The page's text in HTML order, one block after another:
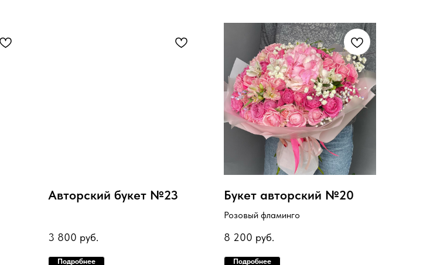
Авторский букет №23
3 800 руб.
Подробнее
Букет авторский №20
Розовый фламинго
8 200 руб.
Подробнее